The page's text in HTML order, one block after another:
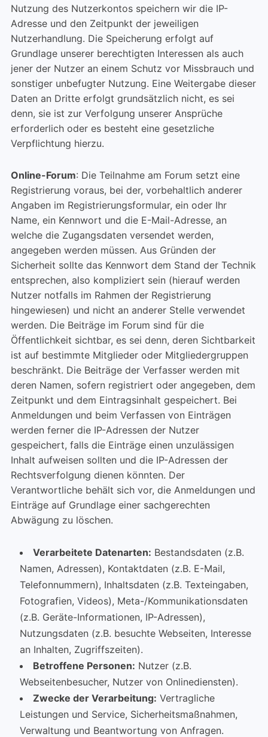
Nutzung des Nutzerkontos speichern wir die IP-
Adresse und den Zeitpunkt der jeweiligen
Nutzerhandlung. Die Speicherung erfolgt auf
Grundlage unserer berechtigten Interessen als auch
jener der Nutzer an einem Schutz vor Missbrauch und
sonstiger unbefugter Nutzung. Eine Weitergabe dieser
Daten an Dritte erfolgt grundsätzlich nicht, es sei
denn, sie ist zur Verfolgung unserer Ansprüche
erforderlich oder es besteht eine gesetzliche
Verpflichtung hierzu.
Online-Forum: Die Teilnahme am Forum setzt eine
Registrierung voraus, bei der, vorbehaltlich anderer
Angaben im Registrierungsformular, ein oder Ihr
Name, ein Kennwort und die E-Mail-Adresse, an
welche die Zugangsdaten versendet werden,
angegeben werden müssen. Aus Gründen der
Sicherheit sollte das Kennwort dem Stand der Technik
entsprechen, also kompliziert sein (hierauf werden
Nutzer notfalls im Rahmen der Registrierung
hingewiesen) und nicht an anderer Stelle verwendet
werden. Die Beiträge im Forum sind für die
Öffentlichkeit sichtbar, es sei denn, deren Sichtbarkeit
ist auf bestimmte Mitglieder oder Mitgliedergruppen
beschränkt. Die Beiträge der Verfasser werden mit
deren Namen, sofern registriert oder angegeben, dem
Zeitpunkt und dem Eintragsinhalt gespeichert. Bei
Anmeldungen und beim Verfassen von Einträgen
werden ferner die IP-Adressen der Nutzer
gespeichert, falls die Einträge einen unzulässigen
Inhalt aufweisen sollten und die IP-Adressen der
Rechtsverfolgung dienen könnten. Der
Verantwortliche behält sich vor, die Anmeldungen und
Einträge auf Grundlage einer sachgerechten
Abwägung zu löschen.
Verarbeitete Datenarten: Bestandsdaten (z.B.
Namen, Adressen), Kontaktdaten (z.B. E-Mail,
Telefonnummern), Inhaltsdaten (z.B. Texteingaben,
Fotografien, Videos), Meta-/Kommunikationsdaten
(z.B. Geräte-Informationen, IP-Adressen),
Nutzungsdaten (z.B. besuchte Webseiten, Interesse
an Inhalten, Zugriffszeiten).
Betroffene Personen: Nutzer (z.B.
Webseitenbesucher, Nutzer von Onlinediensten).
Zwecke der Verarbeitung: Vertragliche
Leistungen und Service, Sicherheitsmaßnahmen,
Verwaltung und Beantwortung von Anfragen.